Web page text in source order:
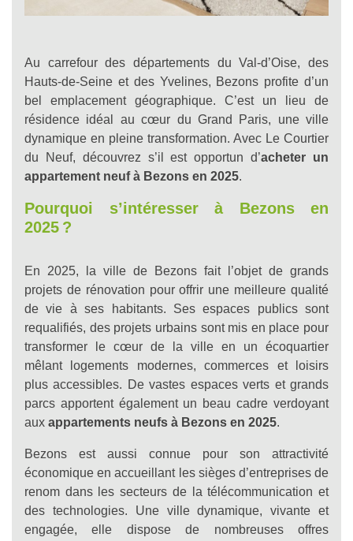
Au carrefour des départements du Val-d’Oise, des
Hauts-de-Seine et des Yvelines, Bezons profite d’un
bel emplacement géographique. C’est un lieu de
résidence idéal au cœur du Grand Paris, une ville
dynamique en pleine transformation. Avec Le Courtier
du Neuf, découvrez s’il est opportun d’acheter un
appartement neuf à Bezons en 2025.
Pourquoi s’intéresser à Bezons en
2025 ?
En 2025, la ville de Bezons fait l’objet de grands
projets de rénovation pour offrir une meilleure qualité
de vie à ses habitants. Ses espaces publics sont
requalifiés, des projets urbains sont mis en place pour
transformer le cœur de la ville en un écoquartier
mêlant logements modernes, commerces et loisirs
plus accessibles. De vastes espaces verts et grands
parcs apportent également un beau cadre verdoyant
aux appartements neufs à Bezons en 2025.
Bezons est aussi connue pour son attractivité
économique en accueillant les sièges d’entreprises de
renom dans les secteurs de la télécommunication et
des technologies. Une ville dynamique, vivante et
engagée, elle dispose de nombreuses offres